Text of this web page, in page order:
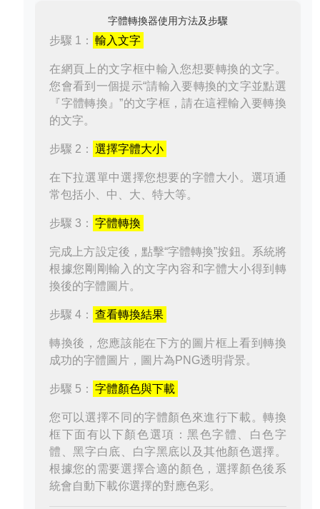
字體轉換器使用方法及步驟
步驟 1： 輸入文字
在網頁上的文字框中輸入您想要轉換的文字。
您會看到一個提示“請輸入要轉換的文字並點選
『字體轉換』”的文字框，請在這裡輸入要轉換
的文字。
步驟 2： 選擇字體大小
在下拉選單中選擇您想要的字體大小。選項通
常包括小、中、大、特大等。
步驟 3： 字體轉換
完成上方設定後，點擊“字體轉換”按鈕。系統將
根據您剛剛輸入的文字內容和字體大小得到轉
換後的字體圖片。
步驟 4： 查看轉換結果
轉換後，您應該能在下方的圖片框上看到轉換
成功的字體圖片，圖片為PNG透明背景。
步驟 5： 字體顏色與下載
您可以選擇不同的字體顏色來進行下載。轉換
框下面有以下顏色選項：黑色字體、白色字
體、黑字白底、白字黑底以及其他顏色選擇。
根據您的需要選擇合適的顏色，選擇顏色後系
統會自動下載你選擇的對應色彩。